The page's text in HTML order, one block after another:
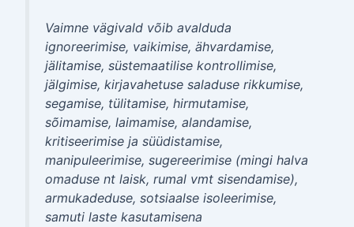
Vaimne vägivald võib avalduda
ignoreerimise, vaikimise, ähvardamise,
jälitamise, süstemaatilise kontrollimise,
jälgimise, kirjavahetuse saladuse rikkumise,
segamise, tülitamise, hirmutamise,
sõimamise, laimamise, alandamise,
kritiseerimise ja süüdistamise,
manipuleerimise, sugereerimise (mingi halva
omaduse nt laisk, rumal vmt sisendamise),
armukadeduse, sotsiaalse isoleerimise,
samuti laste kasutamisena